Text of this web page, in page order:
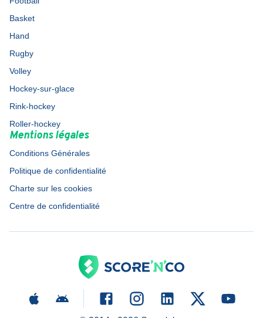
Basket
Hand
Rugby
Volley
Hockey-sur-glace
Rink-hockey
Roller-hockey
Mentions légales
Conditions Générales
Politique de confidentialité
Charte sur les cookies
Centre de confidentialité